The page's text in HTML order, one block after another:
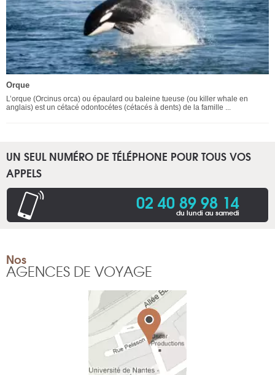
Orque
L’orque (Orcinus orca) ou épaulard ou baleine tueuse (ou killer whale en
anglais) est un cétacé odontocétes (cétacés à dents) de la famille ...
UN SEUL NUMÉRO DE TÉLÉPHONE POUR TOUS VOS
APPELS
02 40 89 98 14
du lundi au samedi
Nos
AGENCES DE VOYAGE